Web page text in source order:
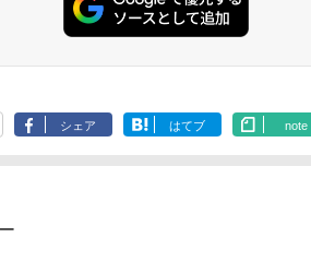
シェア はてブ note